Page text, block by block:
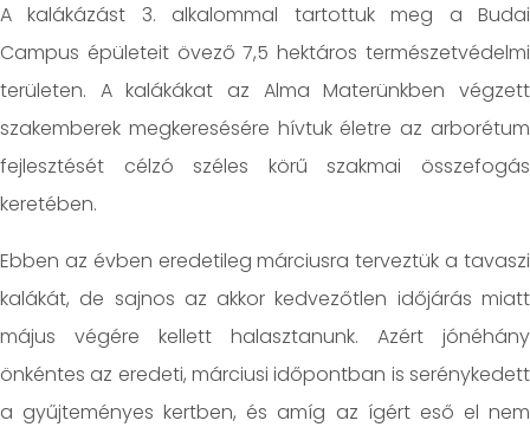
A kalákázást 3. alkalommal tartottuk meg a Budai
Campus épületeit övező 7,5 hektáros természetvédelmi
területen. A kalákákat az Alma Materünkben végzett
szakemberek megkeresésére hívtuk életre az arborétum
fejlesztését célzó széles körű szakmai összefogás
keretében.
Ebben az évben eredetileg márciusra terveztük a tavaszi
kalákát, de sajnos az akkor kedvezőtlen időjárás miatt
május végére kellett halasztanunk. Azért jónéhány
önkéntes az eredeti, márciusi időpontban is serénykedett
a gyűjteményes kertben, és amíg az ígért eső el nem